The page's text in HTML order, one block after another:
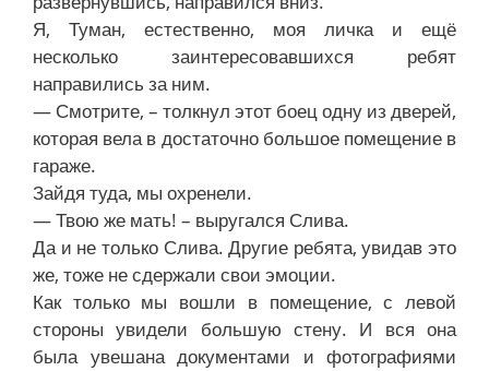
Я, Туман, естественно, моя личка и ещё
несколько заинтересовавшихся ребят
направились за ним.
— Смотрите, – толкнул этот боец одну из дверей,
которая вела в достаточно большое помещение в
гараже.
Зайдя туда, мы охренели.
— Твою же мать! – выругался Слива.
Да и не только Слива. Другие ребята, увидав это
же, тоже не сдержали свои эмоции.
Как только мы вошли в помещение, с левой
стороны увидели большую стену. И вся она
была увешана документами и фотографиями